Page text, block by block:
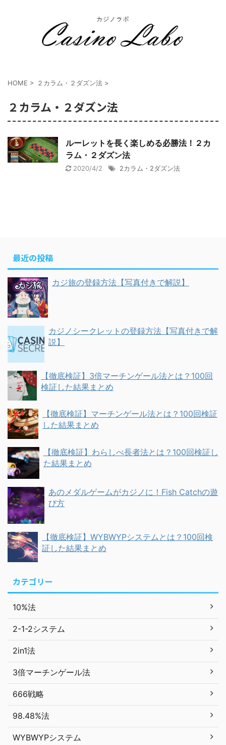
HOME > ２カラム・２ダズン法 >
２カラム・２ダズン法
ルーレットを長く楽しめる必勝法！２カ
ラム・２ダズン法
2020/4/2 2カラム・2ダズン法
最近の投稿
カジ旅の登録方法【写真付きで解説】
カジノシークレットの登録方法【写真付きで解
説】
【徹底検証】3倍マーチンゲール法とは？100回
検証した結果まとめ
【徹底検証】マーチンゲール法とは？100回検証
した結果まとめ
【徹底検証】わらしべ長者法とは？100回検証し
た結果まとめ
あのメダルゲームがカジノに！Fish Catchの遊
び方
【徹底検証】WYBWYPシステムとは？100回検
証した結果まとめ
カテゴリー
10%法
2-1-2システム
2in1法
3倍マーチンゲール法
666戦略
98.48%法
WYBWYPシステム